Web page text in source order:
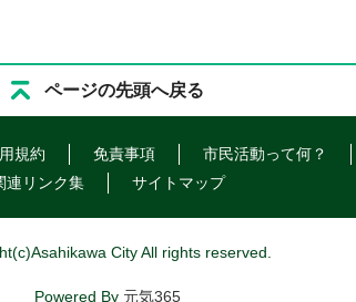
ページの先頭へ戻る
規約 免責事項
市民活動って何？
連リンク集
サイトマップ
(c)Asahikawa City All rights reserved.
Powered By 元気365